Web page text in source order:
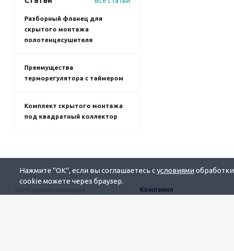
Расписание работы в
праздничные дни 2026
Расписание работы в
праздничные дни
Нажмите "OK", если вы соглашаетесь сусловиями
cookie можете через браузер.